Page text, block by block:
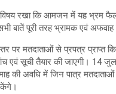
रखा कि आमजन में यह भ्रम
बातें पूरी तरह भ्रामक एवं अफवाह
पर मतदाताओं से प्रपत्र प्राप्त
सूची तैयार की जाएगी। 14
अवधि में जिन पात्र मतदाताओं